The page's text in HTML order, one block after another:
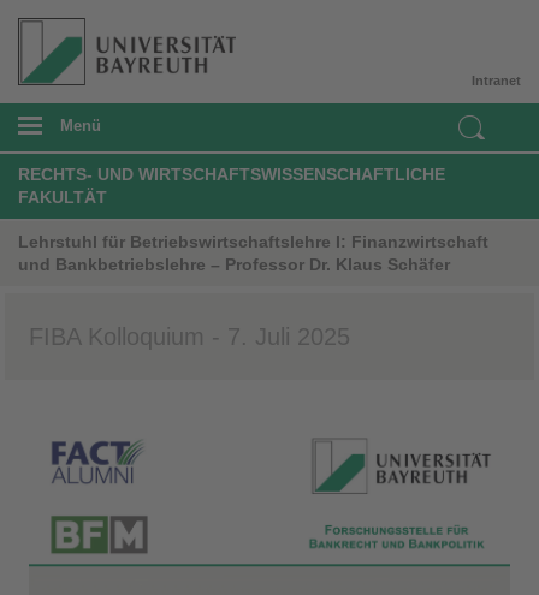
Intranet
Menü
RECHTS- UND WIRTSCHAFTSWISSENSCHAFTLICHE
FAKULTÄT
Lehrstuhl für Betriebswirtschaftslehre I: Finanzwirtschaft
und Bankbetriebslehre – Professor Dr. Klaus Schäfer
FIBA Kolloquium - 7. Juli 2025